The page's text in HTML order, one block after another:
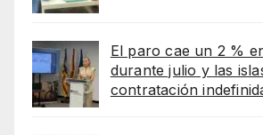
El paro cae un 2 %
durante julio y las
contratación